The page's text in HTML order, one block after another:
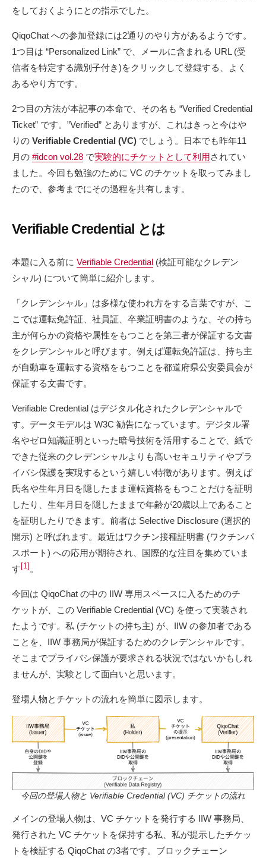
をしておくようにとの指示でした。
QiqoChat への参加登録には2通りのやり方があるようです。
1つ目は “Personalized Link” で、メールに含まれる URL (受
信者を特定する識別子付き)をクリックして登録する、よく
あるやり方です。
2つ目の方法が本記事の本命で、その名も “Verified Credential
Ticket” です。”Verified” とありますが、これはきっと今はや
りの Verifiable Credential (VC) でしょう。日本でも昨年11
月の #idcon vol.28 で実験的にチケットとして利用されてい
ました。今回も勉強のために VC のチケットを取ってみまし
たので、参考までにその過程を共有します。
Verifiable Credential とは
本題に入る前に Verifiable Credential (検証可能なクレデン
シャル) について簡単に紹介します。
「クレデンシャル」は多様な使われ方をする言葉ですが、こ
こでは運転免許証、社員証、卒業証明書のような、その持ち
主が何らかの資格や属性をもつことを第三者が保証する文書
をクレデンシャルと呼びます。例えば運転免許証は、持ち主
が自動車を運転する資格をもつことを都道府県公安委員会が
保証する文書です。
Verifiable Credential はデジタル化されたクレデンシャルで
す。データモデルは W3C 勧告になっています。デジタル署
名やゼロ知識証明といった暗号技術を活用することで、紙で
できた従来のクレデンシャルよりも高いセキュリティやプラ
イバシ保護を実現するという嬉しい特徴があります。例えば
氏名や生年月日を隠したまま運転資格をもつことだけを証明
したり、生年月日を隠したままで年齢が20歳以上であること
を証明したりできます。前者は Selective Disclosure (選択的
開示) と呼ばれます。最近はワクチン接種証明書 (ワクチンパ
スポート) への応用が期待され、国際的な注目を集めていま
す [1] 。
今回は QiqoChat の中の IIW 専用スペースに入るためのチ
ケットが、この Verifiable Credential (VC) を使って実装され
たようです。私 (チケットの持ち主) が、IIW の参加者である
ことを、IIW 事務局が保証するためのクレデンシャルです。
そこまでプライバシ保護が要求される状況ではないかもしれ
ませんが、実験として面白いと思います。
登場人物とチケットの流れを簡単に図示します。
今回の登場人物と Verifiable Credential (VC) チケットの流れ
メインの登場人物は、VC チケットを発行する IIW 事務局、
発行された VC チケットを保持する私、私が提示したチケッ
トを検証する QiqoChat の3者です。ブロックチェーン